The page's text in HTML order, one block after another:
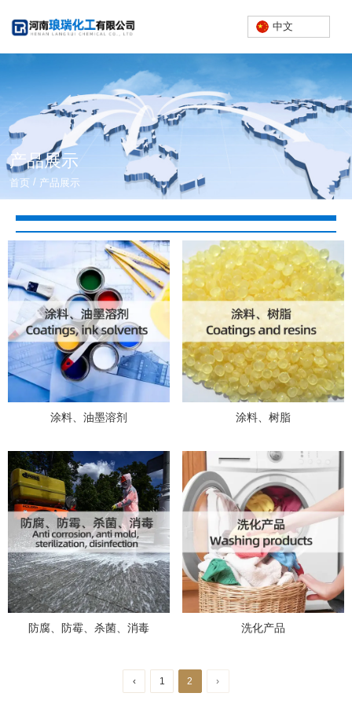
中文
产品展示
首页 / 产品展示
涂料、油墨溶剂 涂料、树脂
防腐、防霉、杀菌、消毒 洗化产品
‹ 1 2 ›